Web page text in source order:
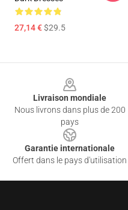
27,14 €$29.5
Livraison mondiale
Nous livrons dans plus de 200
pays
Garantie internationale
Offert dans le pays d'utilisation